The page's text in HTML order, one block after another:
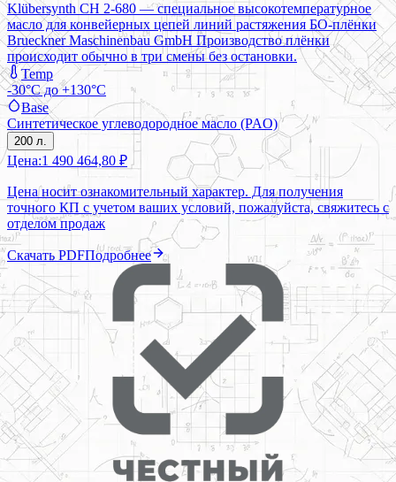
Klübersynth CH 2-680 — специальное высокотемпературное
масло для конвейерных цепей линий растяжения БО-плёнки
Brueckner Maschinenbau GmbH Производство плёнки
происходит обычно в три смены без остановки.
Temp
-30°C до +130°C
Base
Синтетическое углеводородное масло (PAO)
200 л.
Цена:1 490 464,80 ₽
Цена носит ознакомительный характер. Для получения
точного КП с учетом ваших условий, пожалуйста, свяжитесь с
отделом продаж
Скачать PDFПодробнее